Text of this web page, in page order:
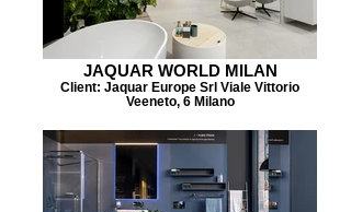
JAQUAR WORLD MILAN
Client: Jaquar Europe Srl Viale Vittorio
Veeneto, 6 Milano